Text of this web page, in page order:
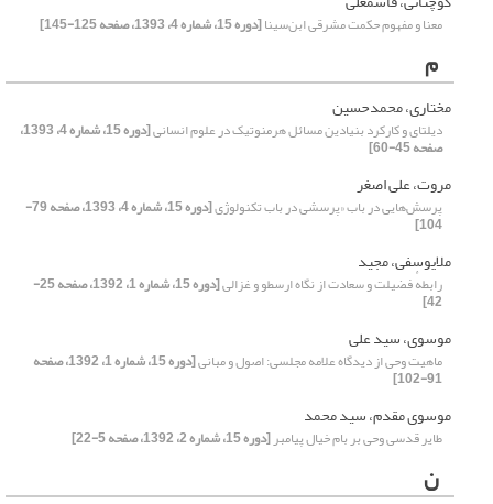
معنا و مفهوم حکمت مشرقی ابن‌سینا[دوره 15، شماره 4، 1393، صفحه 125-145]
م
مختاری، محمدحسین
دیلتای و کارکرد بنیادین مسائل هرمنوتیک در علوم انسانی [دوره 15، شماره 4، 1393،
صفحه 45-60]
مروت، علی اصغر
پرسش‌هایی در باب «پرسشی در باب تکنولوژی [دوره 15، شماره 4، 1393، صفحه 79-
104]
ملایوسفی، مجید
رابطهٔ فضیلت و سعادت از نگاه ارسطو و غزالی [دوره 15، شماره 1، 1392، صفحه 25-
42]
موسوی، سید علی
ماهیت وحی از دیدگاه علامه مجلسی: اصول و مبانی [دوره 15، شماره 1، 1392، صفحه
91-102]
موسوی مقدم، سید محمد
طایر قدسی وحی بر بام خیال پیامبر[دوره 15، شماره 2، 1392، صفحه 5-22]
ن